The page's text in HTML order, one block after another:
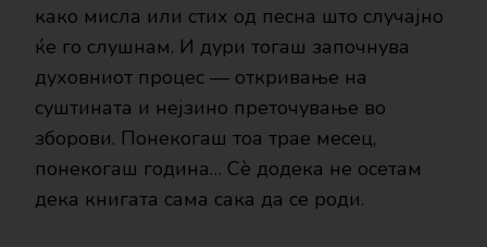
како мисла или стих од песна што случајно
ќе го слушнам. И дури тогаш започнува
духовниот процес — откривање на
суштината и нејзино преточување во
зборови. Понекогаш тоа трае месец,
понекогаш година… Сè додека не осетам
дека книгата сама сака да се роди.